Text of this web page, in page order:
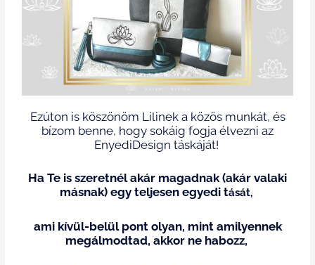
Ezúton is köszönöm Lilinek a közös munkát, és
bízom benne, hogy sokáig fogja élvezni az
EnyediDesign táskáját!
Ha Te is szeretnél akár magadnak (akár valaki
másnak) egy teljesen egyedi tását,
ami kívül-belül pont olyan, mint amilyennek
megálmodtad, akkor ne habozz,